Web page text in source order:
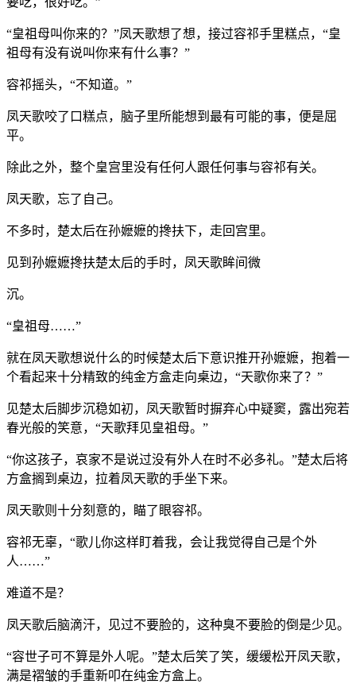
“皇祖母叫你来的？”凤天歌想了想，接过容祁手里糕点，“皇
祖母有没有说叫你来有什么事？”
容祁摇头，“不知道。”
凤天歌咬了口糕点，脑子里所能想到最有可能的事，便是屈
平。
除此之外，整个皇宫里没有任何人跟任何事与容祁有关。
凤天歌，忘了自己。
不多时，楚太后在孙嬷嬷的搀扶下，走回宫里。
见到孙嬷嬷搀扶楚太后的手时，凤天歌眸间微
沉。
“皇祖母……”
就在凤天歌想说什么的时候楚太后下意识推开孙嬷嬷，抱着一
个看起来十分精致的纯金方盒走向桌边，“天歌你来了？”
见楚太后脚步沉稳如初，凤天歌暂时摒弃心中疑窦，露出宛若
春光般的笑意，“天歌拜见皇祖母。”
“你这孩子，哀家不是说过没有外人在时不必多礼。”楚太后将
方盒搁到桌边，拉着凤天歌的手坐下来。
凤天歌则十分刻意的，瞄了眼容祁。
容祁无辜，“歌儿你这样盯着我，会让我觉得自己是个外
人……”
难道不是？
凤天歌后脑滴汗，见过不要脸的，这种臭不要脸的倒是少见。
“容世子可不算是外人呢。”楚太后笑了笑，缓缓松开凤天歌，
满是褶皱的手重新叩在纯金方盒上。